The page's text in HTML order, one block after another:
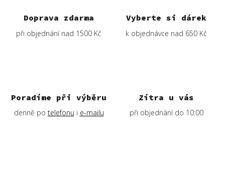
B
Doprava zdarma
při objednání nad 1500 Kč
Vyberte si dárek
k objednávce nad 650 Kč
Poradíme při výběru
denně po telefonu i e-mailu
Zítra u vás
při objednání do 10:00